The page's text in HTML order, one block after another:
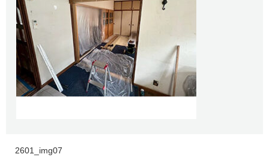
2601_img07